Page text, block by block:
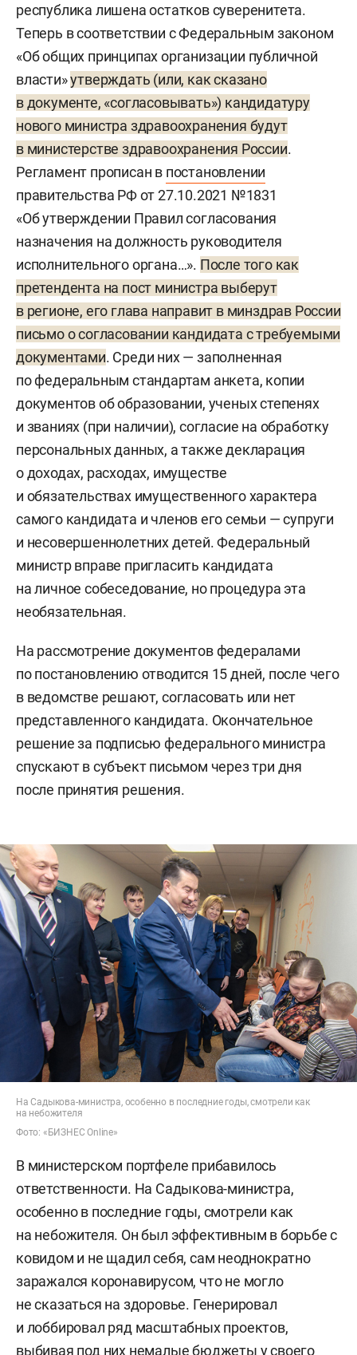
республика лишена остатков суверенитета.
Теперь в соответствии с Федеральным законом
«Об общих принципах организации публичной
власти»утверждать (или, как сказано
в документе, «согласовывать») кандидатуру
нового министра здравоохранения будут
в министерстве здравоохранения России.
Регламент прописан в постановлении
правительства РФ от 27.10.2021 №1831
«Об утверждении Правил согласования
назначения на должность руководителя
исполнительного органа…». После того как
претендента на пост министра выберут
в регионе, его глава направит в минздрав России
письмо о согласовании кандидата с требуемыми
документами. Среди них — заполненная
по федеральным стандартам анкета, копии
документов об образовании, ученых степенях
и званиях (при наличии), согласие на обработку
персональных данных, а также декларация
о доходах, расходах, имуществе
и обязательствах имущественного характера
самого кандидата и членов его семьи — супруги
и несовершеннолетних детей. Федеральный
министр вправе пригласить кандидата
на личное собеседование, но процедура эта
необязательная.
На рассмотрение документов федералами
по постановлению отводится 15 дней, после чего
в ведомстве решают, согласовать или нет
представленного кандидата. Окончательное
решение за подписью федерального министра
спускают в субъект письмом через три дня
после принятия решения.
На Садыкова-министра, особенно в последние годы, смотрели как
на небожителя
Фото: «БИЗНЕС Online»
В министерском портфеле прибавилось
ответственности. На Садыкова-министра,
особенно в последние годы, смотрели как
на небожителя. Он был эффективным в борьбе с
ковидом и не щадил себя, сам неоднократно
заражался коронавирусом, что не могло
не сказаться на здоровье. Генерировал
и лоббировал ряд масштабных проектов,
выбивая под них немалые бюджеты у своего